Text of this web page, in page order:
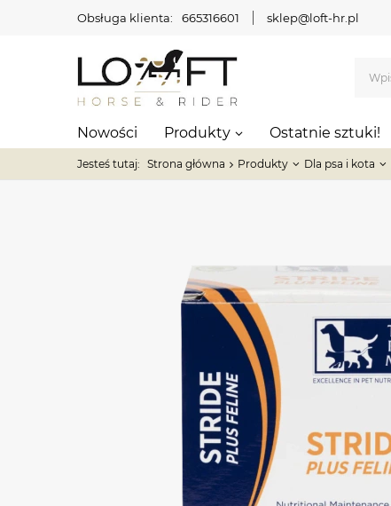
Obsługa klienta: 665316601 sklep@loft-hr.pl
Nowości Produkty Ostatnie sztuki!
Jesteś tutaj: Strona główna Produkty Dla psa i kota